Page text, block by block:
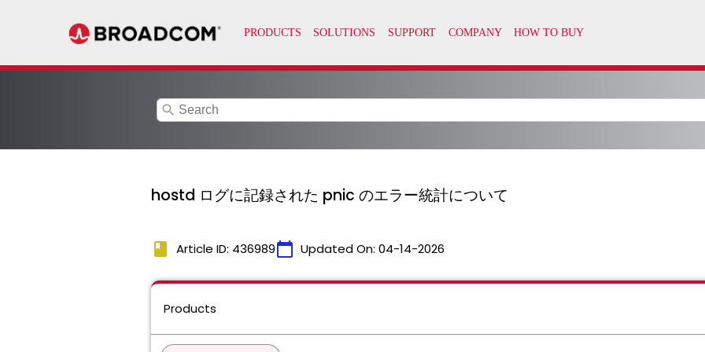
search
hostd ログに記録された pnic のエラー統計について
book Article ID: 436989calendar_today Updated On: 04-14-2026
Products